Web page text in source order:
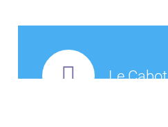
Le Cabot